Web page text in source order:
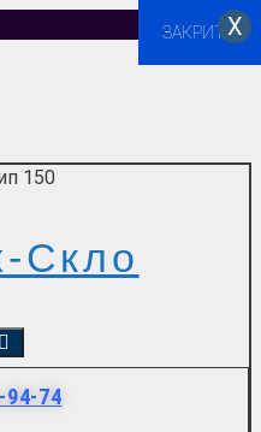
Скло
94-74
ЗАКРИТИХ